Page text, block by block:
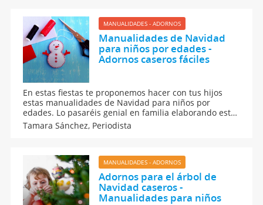
MANUALIDADES - ADORNOS
Manualidades de Navidad
para niños por edades -
Adornos caseros fáciles
En estas fiestas te proponemos hacer con tus hijos
estas manualidades de Navidad para niños por
edades. Lo pasaréis genial en familia elaborando estos
adornos caseros fáciles y originales y decorando
vuestro hogar junto a los peques con algunas
Tamara Sánchez, Periodista
MANUALIDADES - ADORNOS
Adornos para el árbol de
Navidad caseros -
Manualidades para niños